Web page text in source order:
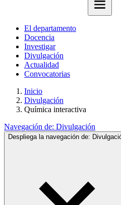
El departamento
Docencia
Investigar
Divulgación
Actualidad
Convocatorias
Inicio
Divulgación
Química interactiva
Navegación de: Divulgación
Despliega la navegación de: